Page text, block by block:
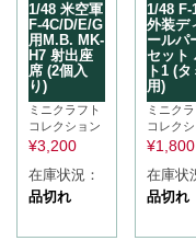
1/48 米空軍
F-4C/D/E/G
用M.B. MK-
H7 射出座
席 (2個入
り)
ミニクラフト
コレクション
¥3,200
在庫状況：
品切れ
1/48 F-
外装デ
ールパ
セット
ト1 (
用)
ミニク
コレク
¥1,800
在庫状
品切れ